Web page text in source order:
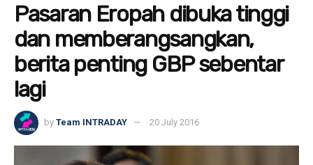
Pasaran Eropah dibuka tinggi
dan memberangsangkan,
berita penting GBP sebentar
lagi
by Team INTRADAY 20 July 2016